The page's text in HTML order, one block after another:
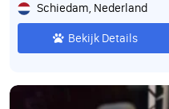
Schiedam, Nederland
Bekijk Details